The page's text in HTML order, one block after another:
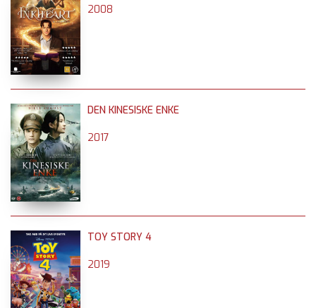
2008
DEN KINESISKE ENKE
2017
TOY STORY 4
2019